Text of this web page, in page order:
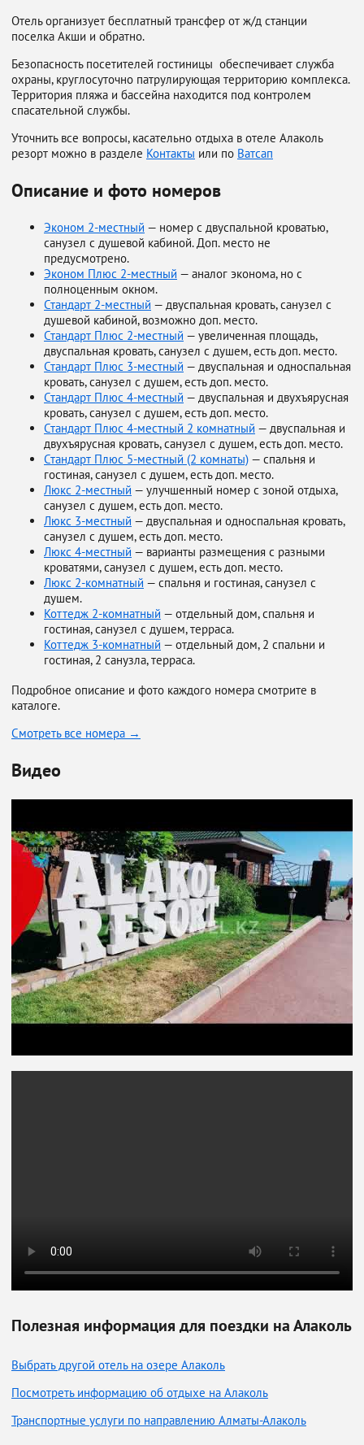
Отель организует бесплатный трансфер от ж/д станции
поселка Акши и обратно.
Безопасность посетителей гостиницы обеспечивает служба
охраны, круглосуточно патрулирующая территорию комплекса.
Территория пляжа и бассейна находится под контролем
спасательной службы.
Уточнить все вопросы, касательно отдыха в отеле Алаколь
резорт можно в разделе Контакты или по Ватсап
Описание и фото номеров
Эконом 2-местный — номер с двуспальной кроватью,
санузел с душевой кабиной. Доп. место не
предусмотрено.
Эконом Плюс 2-местный — аналог эконома, но с
полноценным окном.
Стандарт 2-местный — двуспальная кровать, санузел с
душевой кабиной, возможно доп. место.
Стандарт Плюс 2-местный — увеличенная площадь,
двуспальная кровать, санузел с душем, есть доп. место.
Стандарт Плюс 3-местный — двуспальная и односпальная
кровать, санузел с душем, есть доп. место.
Стандарт Плюс 4-местный — двуспальная и двухъярусная
кровать, санузел с душем, есть доп. место.
Стандарт Плюс 4-местный 2 комнатный — двуспальная и
двухъярусная кровать, санузел с душем, есть доп. место.
Стандарт Плюс 5-местный (2 комнаты) — спальня и
гостиная, санузел с душем, есть доп. место.
Люкс 2-местный — улучшенный номер с зоной отдыха,
санузел с душем, есть доп. место.
Люкс 3-местный — двуспальная и односпальная кровать,
санузел с душем, есть доп. место.
Люкс 4-местный — варианты размещения с разными
кроватями, санузел с душем, есть доп. место.
Люкс 2-комнатный — спальня и гостиная, санузел с
душем.
Коттедж 2-комнатный — отдельный дом, спальня и
гостиная, санузел с душем, терраса.
Коттедж 3-комнатный — отдельный дом, 2 спальни и
гостиная, 2 санузла, терраса.
Подробное описание и фото каждого номера смотрите в
каталоге.
Смотреть все номера →
Видео
Полезная информация для поездки на Алаколь
Выбрать другой отель на озере Алаколь
Посмотреть информацию об отдыхе на Алаколь
Транспортные услуги по направлению Алматы-Алаколь